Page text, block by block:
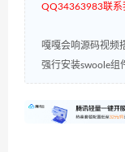
QQ34363983联系
嘎嘎会响源码视频
强行安装swoole组